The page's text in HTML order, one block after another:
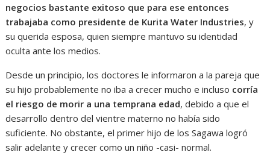
negocios bastante exitoso que para ese entonces
trabajaba como presidente de Kurita Water Industries, y
su querida esposa, quien siempre mantuvo su identidad
oculta ante los medios.
Desde un principio, los doctores le informaron a la pareja que
su hijo probablemente no iba a crecer mucho e incluso corría
el riesgo de morir a una temprana edad, debido a que el
desarrollo dentro del vientre materno no había sido
suficiente. No obstante, el primer hijo de los Sagawa logró
salir adelante y crecer como un niño -casi- normal.